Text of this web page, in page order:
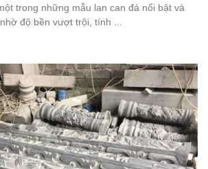
trong những mẫu lan can đá nổi bật và
độ bền vượt trội, tính ...